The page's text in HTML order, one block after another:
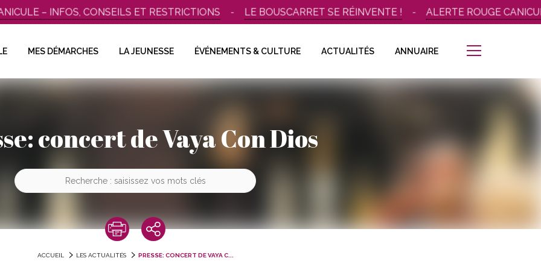
– INFOS, CONSEILS ET RESTRICTIONS LE BOUSCARRET SE RÉINVENTE ! ALERTE ROUGE
MES DÉMARCHES LA JEUNESSE ÉVÉNEMENTS & CULTURE ACTUALITÉS ANNUAIRE
concert de Vaya Con Dios
ACCUEIL LES ACTUALITÉS PRESSE: CONCERT DE VAYA C...